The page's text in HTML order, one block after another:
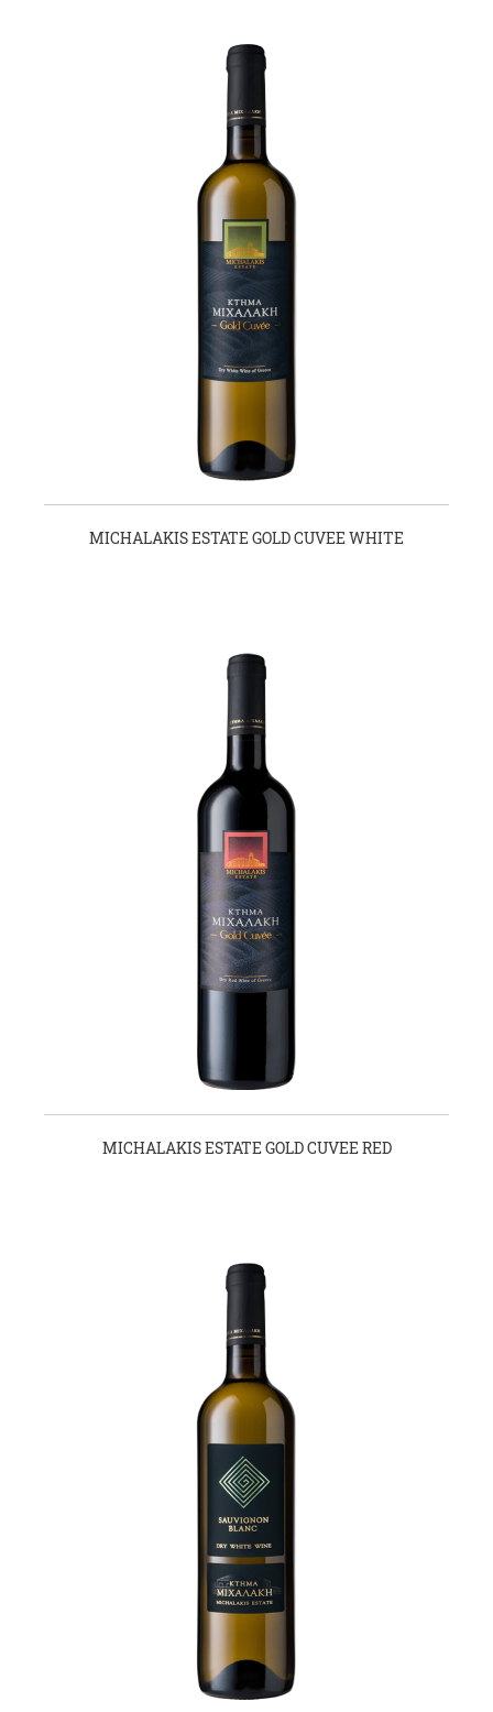
MICHALAKIS ESTATE GOLD CUVEE WHITE
MICHALAKIS ESTATE GOLD CUVEE RED